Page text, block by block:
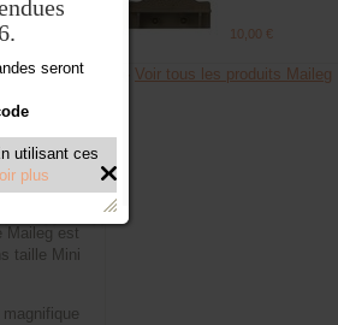
34 50 11
?
baignoire
. On
tendance.
Maileg est
taille Mini
10,00 €
Voir tous les produits Maileg